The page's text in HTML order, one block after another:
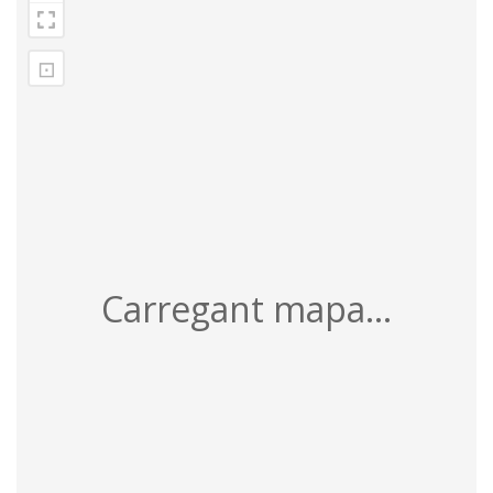
⊡
Carregant mapa...